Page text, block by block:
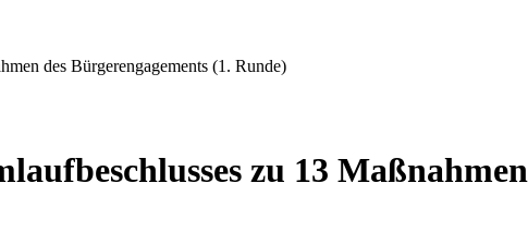
des Bürgerengagements (1. Runde)
zu 13